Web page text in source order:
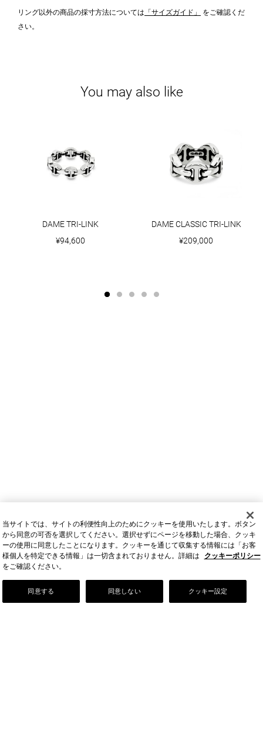
リング以外の商品の採寸方法については 「サイズガイド」
をご確認くだ
さい。
You may also like
DAME TRI-LINK
¥94,600
DAME CLASSIC TRI-LINK
¥209,000
Our Story
当サイトでは、サイトの利便性向上のためにクッキーを使用いたします。ボタン
から同意の可否を選択してください。選択せずにページを移動した場合、クッキ
ーの使用に同意したことになります。クッキーを通じて収集する情報には「お客
様個人を特定できる情報」は一切含まれておりません。詳細は
クッキーポリシー
をご確認ください。
クッキー設定
同意しない
同意する